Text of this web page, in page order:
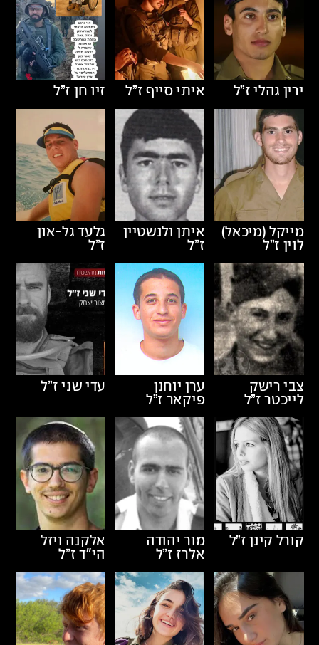
ירין גהליז”ל איתי סייףז”ל זיו חן ז”ל
מייקל (מיכאל)
לוין ז”ל
איתן ולנשטיין
ז”ל
גלעד גל-און
ז”ל
צבי רישק
לייכטרז”ל
ערן יוחנן
פיקאר ז”ל
עדי שניז”ל
קורל קינן ז”ל מור יהודה
אלרז ז”ל
אלקנה ויזל
הי״דז”ל